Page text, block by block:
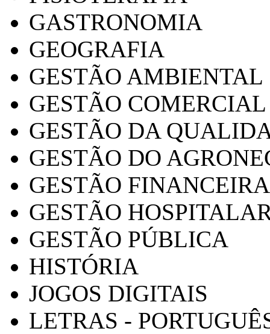
GASTRONOMIA
GEOGRAFIA
GESTÃO AMBIENTAL
GESTÃO COMERCIAL
GESTÃO DA
GESTÃO DO
GESTÃO FINANCEIRA
GESTÃO
GESTÃO PÚBLICA
HISTÓRIA
JOGOS DIGITAIS
LETRAS -